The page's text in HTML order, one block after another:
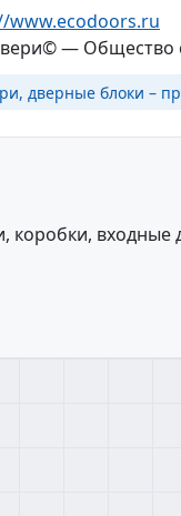
www.ecodoors.ru
— Общество
дверные блоки –
коробки,